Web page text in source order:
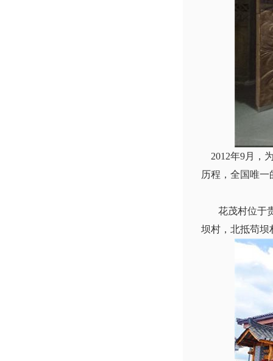
2012年9月，
历程，全国唯
花茂村位于贵
坝村，北抵苟坝